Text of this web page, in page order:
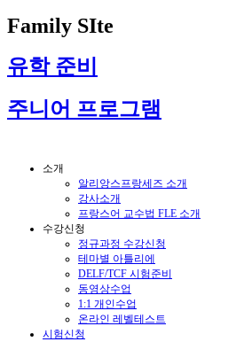
Family SIte
유학 준비
주니어 프로그램
소개
알리앙스프랑세즈 소개
강사소개
프랑스어 교수법 FLE 소개
수강신청
정규과정 수강신청
테마별 아틀리에
DELF/TCF 시험준비
동영상수업
1:1 개인수업
온라인 레벨테스트
시험신청